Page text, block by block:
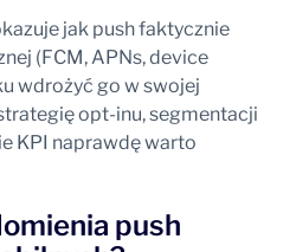
jak push faktycznie
(FCM, APNs, device
wdrożyć go w swojej
opt-inu, segmentacji
KPI naprawdę warto
push